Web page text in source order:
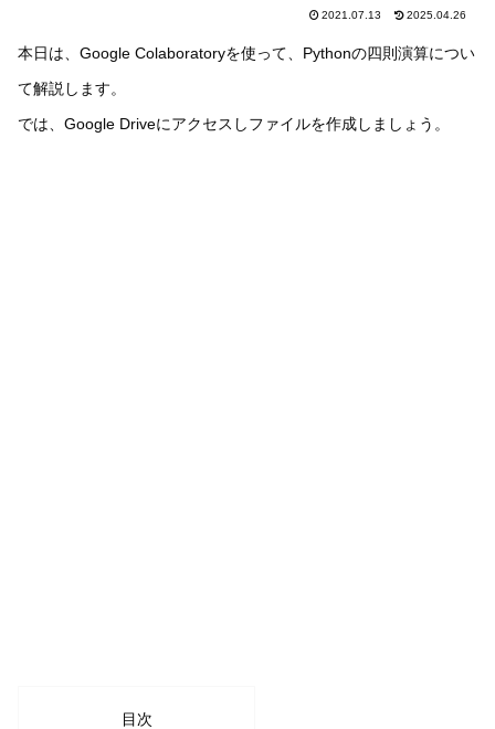
2021.07.13 2025.04.26
本日は、Google Colaboratoryを使って、Pythonの四則演算につい
て解説します。
では、Google Driveにアクセスしファイルを作成しましょう。
目次